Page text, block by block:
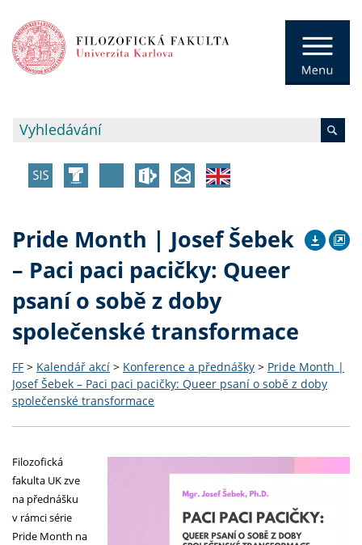
Pride Month | Josef Šebek
– Paci paci pacičky: Queer
psaní o sobě z doby
společenské transformace
FF > Kalendář akcí > Konference a přednášky > Pride Month |
Josef Šebek – Paci paci pacičky: Queer psaní o sobě z doby
společenské transformace
Filozofická
fakulta UK zve
na přednášku
v rámci série
Pride Month na